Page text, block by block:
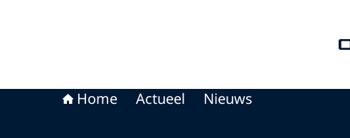
Home Actueel Nieuws